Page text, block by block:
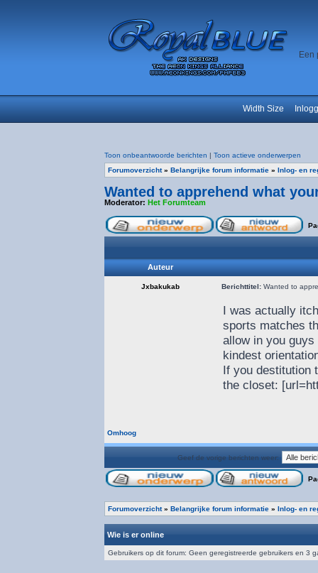
Een
Width Size
Toon onbeantwoorde berichten | Toon actieve onderwerpen
Forumoverzicht» Belangrijke forum informatie » Inlog- en
Wanted to apprehend what
Moderator: Het Forumteam
Auteur
Jxbakukab Berichttitel: Wanted to
I was actually
sports matches
allow in you
kindest
If you destitution
the closet:
Omhoog
Geef de vorige berichten weer:
Forumoverzicht» Belangrijke forum informatie » Inlog- en
Wie is er online
Gebruikers op dit forum: Geen geregistreerde gebruikers en 3